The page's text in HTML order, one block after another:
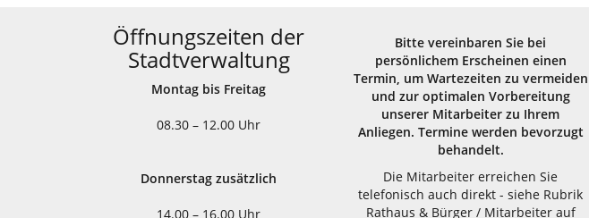
Öffnungszeiten der
Stadtverwaltung
Montag bis Freitag
08.30 – 12.00 Uhr
Donnerstag zusätzlich
14.00 – 16.00 Uhr
Bitte vereinbaren Sie bei
persönlichem Erscheinen einen
Termin, um Wartezeiten zu vermeiden
und zur optimalen Vorbereitung
unserer Mitarbeiter zu Ihrem
Anliegen. Termine werden bevorzugt
behandelt.
Die Mitarbeiter erreichen Sie
telefonisch auch direkt - siehe Rubrik
Rathaus & Bürger / Mitarbeiter auf